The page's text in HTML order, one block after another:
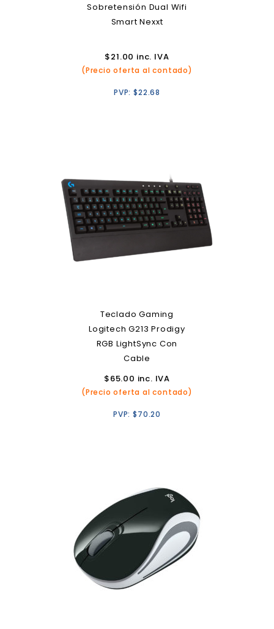
Sobretensión Dual Wifi
Smart Nexxt
$21.00 inc. IVA
(Precio oferta al contado)
PVP:$22.68
Teclado Gaming
Logitech G213 Prodigy
RGB LightSync Con
Cable
$65.00 inc. IVA
(Precio oferta al contado)
PVP:$70.20